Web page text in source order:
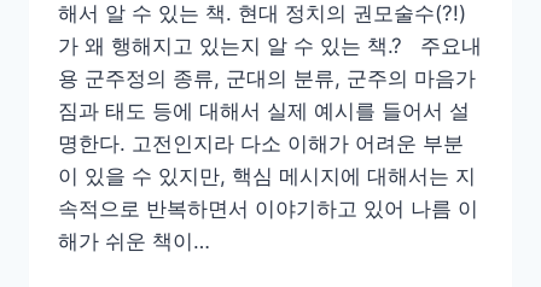
해서 알 수 있는 책. 현대 정치의 권모술수(?!)
가 왜 행해지고 있는지 알 수 있는 책.? 주요내
용 군주정의 종류, 군대의 분류, 군주의 마음가
짐과 태도 등에 대해서 실제 예시를 들어서 설
명한다. 고전인지라 다소 이해가 어려운 부분
이 있을 수 있지만, 핵심 메시지에 대해서는 지
속적으로 반복하면서 이야기하고 있어 나름 이
해가 쉬운 책이…